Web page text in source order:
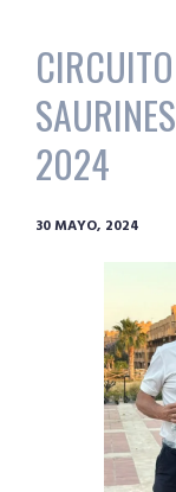
2024
30 MAYO, 2024